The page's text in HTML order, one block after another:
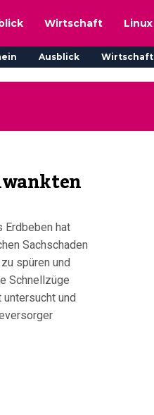
Wirtschaft Linux
Ausblick Wirtschaft
Erdbeben hat
Sachschaden
spüren und
Schnellzüge
und